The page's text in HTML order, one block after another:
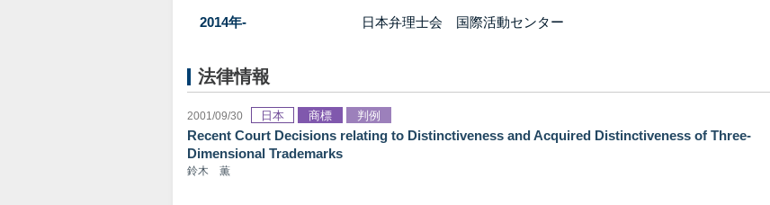
2014年-
日本弁理士会 国際活動センター
法律情報
2001/09/30 日本 商標 判例
Recent Court Decisions relating to Distinctiveness and Acquired Distinctiveness of Three-
Dimensional Trademarks
鈴木 薫